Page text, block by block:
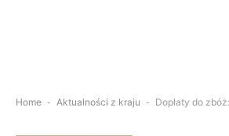
Home - Aktualności z kraju - Dopłaty do zbóż: Wsparcie